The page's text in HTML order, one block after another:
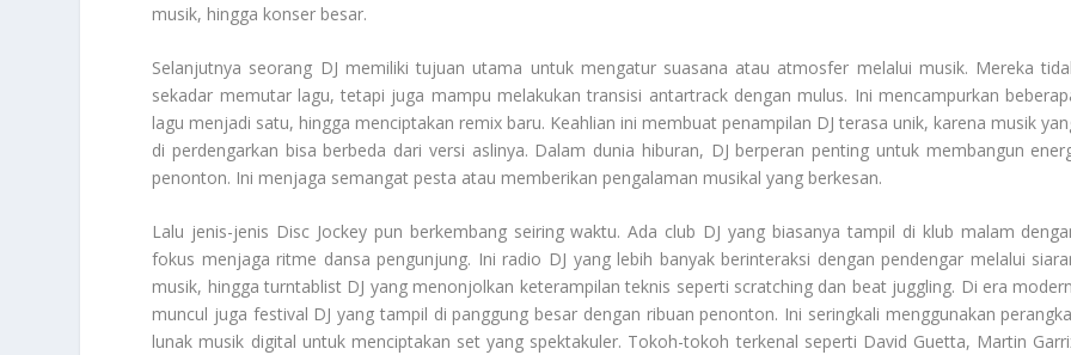
musik, hingga konser besar.
Selanjutnya seorang DJ memiliki tujuan utama untuk mengatur suasana atau atmosfer melalui musik. Mereka
sekadar memutar lagu, tetapi juga mampu melakukan transisi antartrack dengan mulus. Ini mencampurkan
lagu menjadi satu, hingga menciptakan remix baru. Keahlian ini membuat penampilan DJ terasa unik, karena musik
di perdengarkan bisa berbeda dari versi aslinya. Dalam dunia hiburan, DJ berperan penting untuk membangun
penonton. Ini menjaga semangat pesta atau memberikan pengalaman musikal yang berkesan.
Lalu jenis-jenis Disc Jockeypun berkembang seiring waktu. Ada club DJ yang biasanya tampil di klub malam
fokus menjaga ritme dansa pengunjung. Ini radio DJ yang lebih banyak berinteraksi dengan pendengar melalui
musik, hingga turntablist DJ yang menonjolkan keterampilan teknis seperti scratching dan beat juggling. Di era
muncul juga festival DJ yang tampil di panggung besar dengan ribuan penonton. Ini seringkali menggunakan
lunak musik digital untuk menciptakan set yang spektakuler. Tokoh-tokoh terkenal seperti David Guetta, Martin